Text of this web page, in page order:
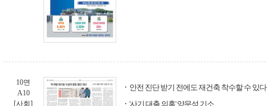
10면
A10
[사회]
안전 진단 받기 전에도 재건축 착수할 수 있다
'사기 대출 의혹' 양문석 기소